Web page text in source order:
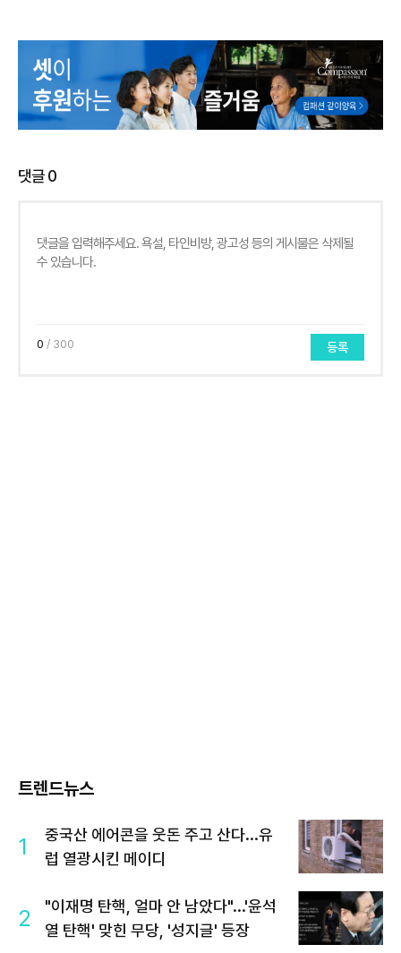
댓글0
0 / 300 등록
트렌드뉴스
1
중국산 에어콘을 웃돈 주고 산다...유
럽 열광시킨 메이디
2
"이재명 탄핵, 얼마 안 남았다"...'윤석
열 탄핵' 맞힌 무당, '성지글' 등장